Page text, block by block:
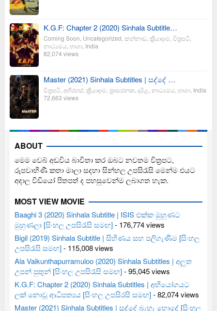
K.G.F: Chapter 2 (2020) Sinhala Subtitle…
Coming Soon Uncategorized කන්නාඩ ක්‍රියාදාම චිත්‍රපටි
නාට්‍යමය භාශා India
82,074 views
Master (2021) Sinhala Subtitles | සද්දේ …
චිත්‍රපටි අභිරහස් ක්‍රියාදාම ත්‍රාසජනක දමිළ නාට්‍යමය භාශා India
72,663 views
ABOUT
මෙම වෙබ් අඩවිය බාවිතා කර ඔබට නවතම චිත්‍රපට,
රූපවාහිණී කතා මාලා සදහා සින්හල උපසිරැසි මෙන්ම එයට
අදාල වීඩියෝ පිතපත් ද පහසුවෙන්ම ලබාගත හැක.
MOST VIEW MOVIE
Baaghi 3 (2020) Sinhala Subtitle | ISIS එක්ක මුහුණට
මුහුණලා [සිංහල උපසිරැසි සමඟ]- 176,774 views
Bigil (2019) Sinhala Subtitle | සිහිණය සහ පලිගැණීම [සිංහල
උපසිරැසි සමඟ]- 115,008 views
Ala Vaikunthapurramuloo (2020) Sinhala Subtitles | අලුත
උපන් පුතුන් [සිංහල උපසිරැසි සමඟ]- 95,045 views
K.G.F: Chapter 2 (2020) Sinhala Subtitles | අභියෝගයට
ලක් නොවූ ආධිපත්‍යය [සිංහල උපසිරසි සමඟ]- 82,074 views
Master (2021) Sinhala Subtitles | සද්දේ බැහැ හොදේ [සිංහල